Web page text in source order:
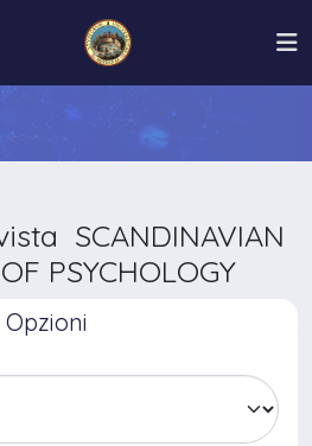
SCANDINAVIAN
PSYCHOLOGY
Opzioni